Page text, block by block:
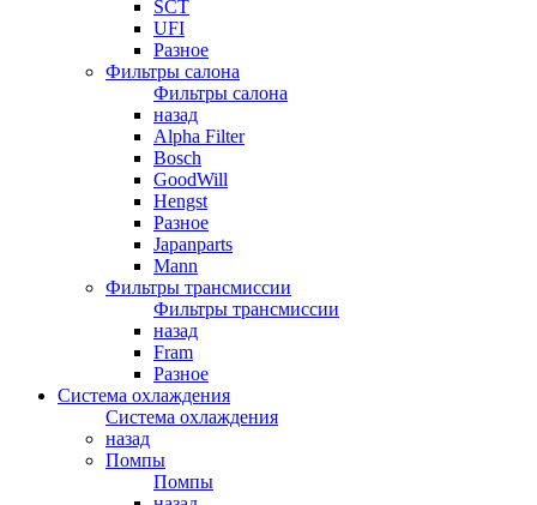
SCT
UFI
Разное
Фильтры салона
Фильтры салона
назад
Alpha Filter
Bosch
GoodWill
Hengst
Разное
Japanparts
Mann
Фильтры трансмиссии
Фильтры трансмиссии
назад
Fram
Разное
Система охлаждения
Система охлаждения
назад
Помпы
Помпы